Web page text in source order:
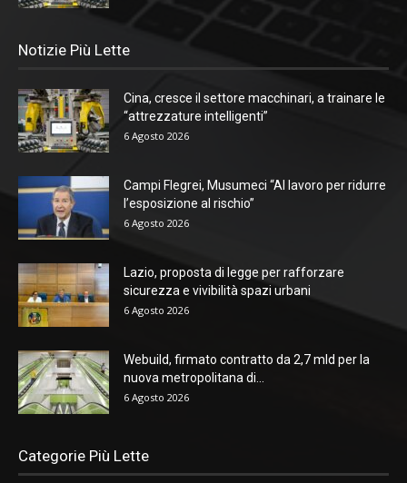
Notizie Più Lette
Cina, cresce il settore macchinari, a trainare le
“attrezzature intelligenti”
6 Agosto 2026
Campi Flegrei, Musumeci “Al lavoro per ridurre
l’esposizione al rischio”
6 Agosto 2026
Lazio, proposta di legge per rafforzare
sicurezza e vivibilità spazi urbani
6 Agosto 2026
Webuild, firmato contratto da 2,7 mld per la
nuova metropolitana di...
6 Agosto 2026
Categorie Più Lette